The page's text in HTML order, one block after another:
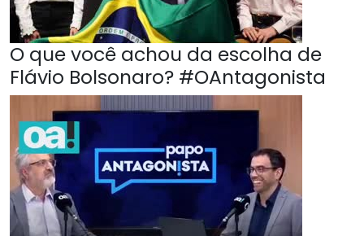
O que você achou da escolha de
Flávio Bolsonaro? #OAntagonista